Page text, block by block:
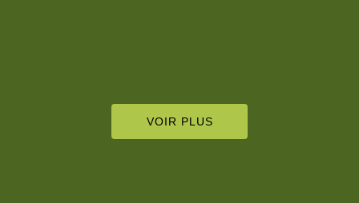
VOIR PLUS